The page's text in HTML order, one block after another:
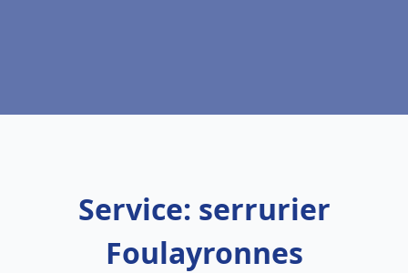
Service: serrurier
Foulayronnes